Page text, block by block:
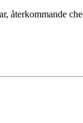
återkommande